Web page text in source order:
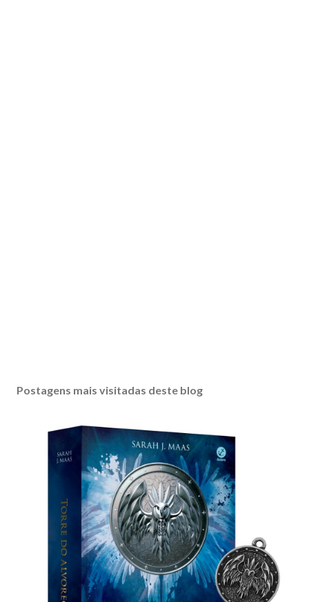
Postagens mais visitadas deste blog